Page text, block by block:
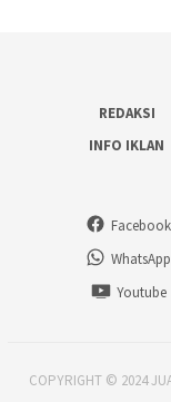
REDAKSI
INFO IKLAN
Facebook
WhatsApp
Youtube
COPYRIGHT © 2024